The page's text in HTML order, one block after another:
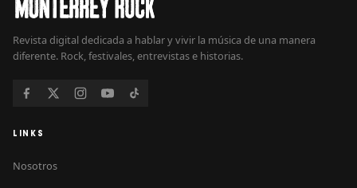
Revista digital dedicada a hablar y vivir la música de una manera
diferente. Rock, festivales, entrevistas e historias.
LINKS
Nosotros